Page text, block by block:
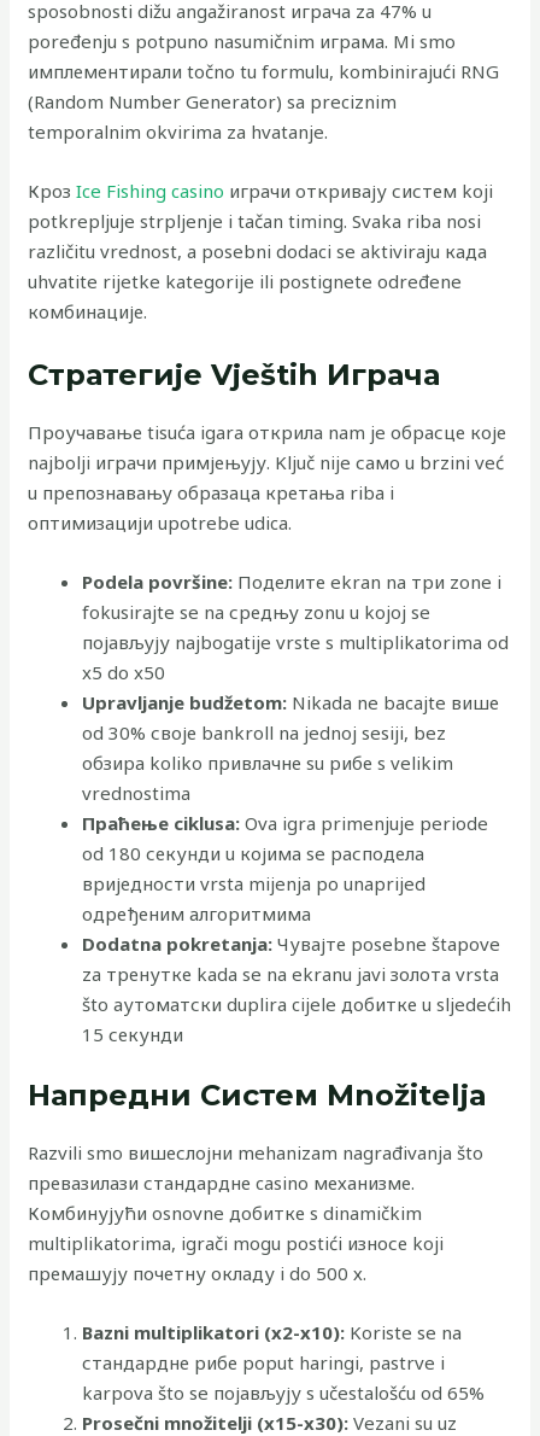
sposobnosti dižu angažiranost играча za 47% u
poređenju s potpuno nasumičnim играма. Mi smo
имплементирали točno tu formulu, kombinirajući RNG
(Random Number Generator) sa preciznim
temporalnim okvirima za hvatanje.
КрозIce Fishing casino играчи откривају систем koji
potkrepljuje strpljenje i tačan timing. Svaka riba nosi
različitu vrednost, a posebni dodaci se aktiviraju када
uhvatite rijetke kategorije ili postignete određene
комбинације.
Стратегије Vještih Играча
Проучавање tisuća igara открила nam je обрасце које
najbolji играчи примјењују. Ključ nije само u brzini već
u препознавању образаца кретања riba i
оптимизацији upotrebe udica.
Podela površine: Поделите ekran na три zone i
fokusirajte se na средњу zonu u kojoj se
појављују najbogatije vrste s multiplikatorima od
x5 do x50
Upravljanje budžetom: Nikada ne bacajte више
od 30% своје bankroll na jednoj sesiji, bez
обзира koliko привлачне su рибе s velikim
vrednostima
Праћење ciklusa: Ova igra primenjuje periode
od 180 секунди u којима se расподела
вриједности vrsta mijenja po unaprijed
одређеним алгоритмима
Dodatna pokretanja: Чувајте posebne štapove
za тренутке kada se na ekranu javi золота vrsta
što аутоматски duplira cijele добитке u sljedećih
15 секунди
Напредни Систем Množitelja
Razvili smo вишеслојни mehanizam nagrađivanja što
превазилази стандардне casino механизме.
Комбинујући osnovne добитке s dinamičkim
multiplikatorima, igrači mogu postići износе koji
премашују почетну окладу i do 500 х.
Bazni multiplikatori (x2-x10): Koriste se na
стандардне рибе poput haringi, pastrve i
karpova što se појављују s učestalošću od 65%
Prosečni množitelji (x15-x30): Vezani su uz